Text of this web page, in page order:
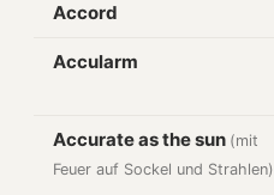
Accord
Accularm
Accurate as the sun (mit
Feuer auf Sockel und Strahlen)